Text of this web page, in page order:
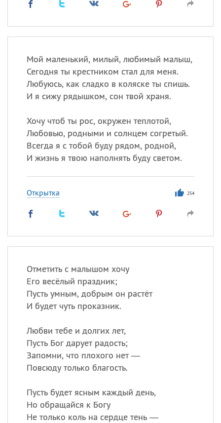
Мой маленький, милый, любимый малыш,
Сегодня ты крестником стал для меня.
Любуюсь, как сладко в коляске ты спишь.
И я сижу рядышком, сон твой храня.
Хочу чтоб ты рос, окружен теплотой,
Любовью, родными и солнцем согретый.
Всегда я с тобой буду рядом, родной,
И жизнь я твою наполнять буду светом.
Открытка 254
Отметить с малышом хочу
Его весёлый праздник;
Пусть умным, добрым он растёт
И будет чуть проказник.
Любви тебе и долгих лет,
Пусть Бог дарует радость;
Запомни, что плохого нет —
Повсюду только благость.
Пусть будет ясным каждый день,
Но обращайся к Богу
Не только коль на сердце тень —